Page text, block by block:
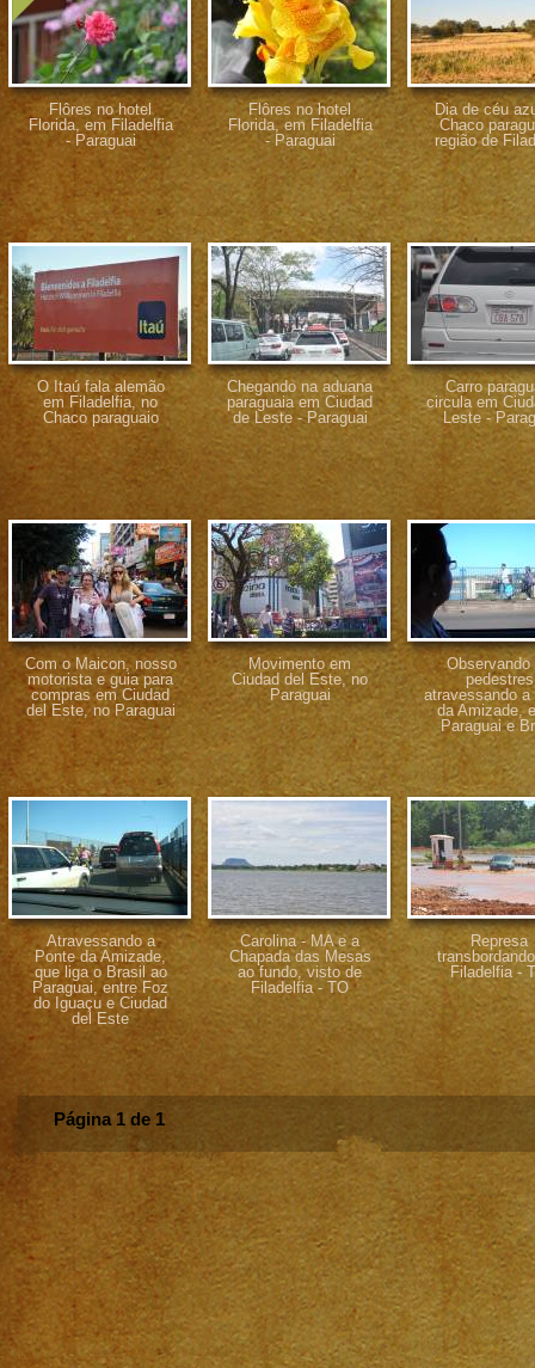
Flôres no hotel
Florida, em Filadelfia
- Paraguai
Flôres no hotel
Florida, em Filadelfia
- Paraguai
Dia de céu
Chaco
região de
O Itaú fala alemão
em Filadelfia, no
Chaco paraguaio
Chegando na aduana
paraguaia em Ciudad
de Leste - Paraguai
Carro
circula em
Leste -
Com o Maicon, nosso
motorista e guia para
compras em Ciudad
del Este, no Paraguai
Movimento em
Ciudad del Este, no
Paraguai
Observando
pedestres
atravessando a
da Amizade,
Paraguai e
Atravessando a
Ponte da Amizade,
que liga o Brasil ao
Paraguai, entre Foz
do Iguaçu e Ciudad
del Este
Carolina - MA e a
Chapada das Mesas
ao fundo, visto de
Filadelfia - TO
Represa
Filadelfia -
Página 1 de 1